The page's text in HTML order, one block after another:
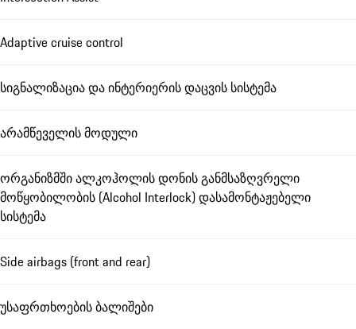
Adaptive cruise control
სიგნალიზაცია და ინტერიერის დაცვის სისტემა
არამწეველის მოდული
ორგანიზმში ალკოჰოლის დონის განმსაზღვრელი
მოწყობილობის (Alcohol Interlock) დასამონტაჟებელი
სისტემა
Side airbags (front and rear)
უსაფრთხოების ბალიშები